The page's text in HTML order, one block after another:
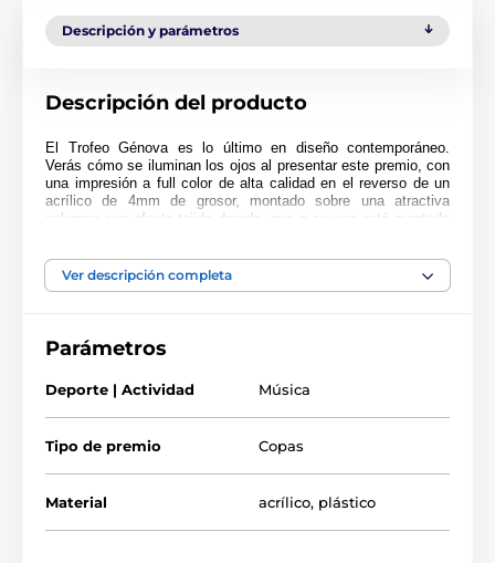
Descripción y parámetros
Descripción del producto
El Trofeo Génova es lo último en diseño contemporáneo.
Verás cómo se iluminan los ojos al presentar este premio, con
una impresión a full color de alta calidad en el reverso de un
acrílico de 4mm de grosor, montado sobre una atractiva
columna con efecto tejido dorado, que a su vez está montada
Disponible en 3 impresionantes tamaños. El trofeo también
incluye una placa autoadhesiva grabada de forma gratuita con
Ver descripción completa
Parámetros
Deporte | Actividad Música
Tipo de premio Copas
Material acrílico, plástico